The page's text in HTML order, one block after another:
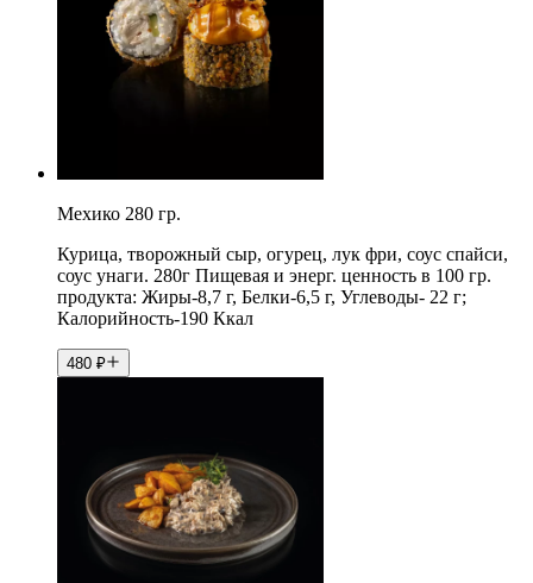
Мехико 280 гр.
Курица, творожный сыр, огурец, лук фри, соус спайси,
соус унаги. 280г Пищевая и энерг. ценность в 100 гр.
продукта: Жиры-8,7 г, Белки-6,5 г, Углеводы- 22 г;
Калорийность-190 Ккал
480 ₽